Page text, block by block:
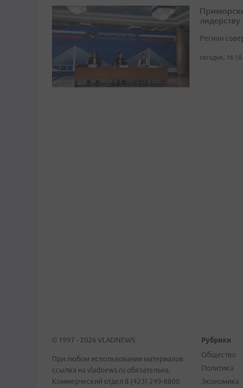
лидерству
Регион
сегодня, 16:18
© 1997 - 2026 VLADNEWS
При любом использовании материалов
ссылка на vladnews.ru обязательна.
Коммерческий отдел 8 (423) 249-8800
Рубрики
Общество
Политика
Экономика